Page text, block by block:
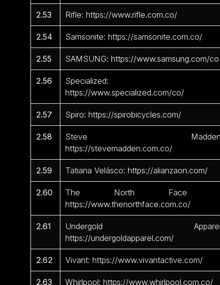
2.53 Rifle: https://www.rifle.com.co/
2.54 Samsonite: https://samsonite.com.co/
2.55 SAMSUNG: https://www.samsung.com/co
2.56
Specialized:
https://www.specialized.com/co/
2.57 Spiro: https://spirobicycles.com/
2.58
Steve
https://stevemadden.com.co/
2.59 Tatiana Velásco: https://alianzaon.com/
2.60
The North Face
https://www.thenorthface.com.co/
2.61
Undergold
https://undergoldapparel.com/
2.62 Vivant: https://www.vivantactive.com/
2.63 Whirlpool: https://www.whirlpool.com.co/